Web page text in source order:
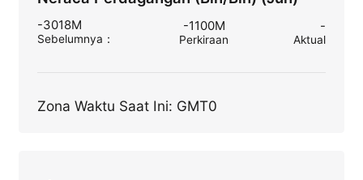
-3018M
Sebelumnya ：
-1100M
Perkiraan
-
Aktual
Zona Waktu Saat Ini: GMT0